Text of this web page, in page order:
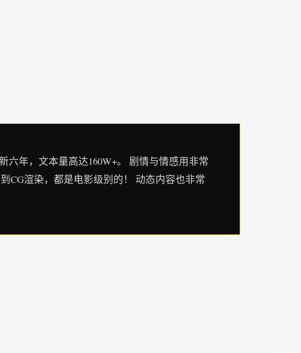
六年，文本量高达160W+。 剧情与情感用非常
CG渲染，都是电影级别的！ 动态内容也非常